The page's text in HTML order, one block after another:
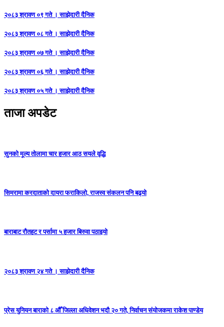
२०८३ श्रावण ०९ गते । साझेदारी दैनिक
२०८३ श्रावण ०८ गते । साझेदारी दैनिक
२०८३ श्रावण ०७ गते । साझेदारी दैनिक
२०८३ श्रावण ०६ गते । साझेदारी दैनिक
२०८३ श्रावण ०५ गते । साझेदारी दैनिक
ताजा अपडेट
सुनको मूल्य तोलामा चार हजार आठ सयले वृद्धि
सिमरामा करदाताको दायरा फराकिलो, राजस्व संकलन पनि बढ्यो
बाराबाट रौतहट र पर्सामा ५ हजार बिरुवा पठाइयो
२०८३ श्रावण २४ गते । साझेदारी दैनिक
प्रेस युनियन बाराको ८ औँ जिल्ला अधिवेशन भदौ २० गते, निर्वाचन संयोजकमा राकेश पाण्डेय